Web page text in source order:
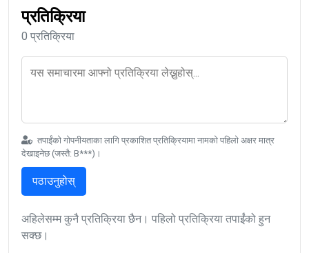
प्रतिक्रिया
0 प्रतिक्रिया
तपाईंको गोपनीयताका लागि प्रकाशित प्रतिक्रियामा नामको पहिलो अक्षर मात्र
देखाइनेछ (जस्तै: B***)।
पठाउनुहोस्
अहिलेसम्म कुनै प्रतिक्रिया छैन। पहिलो प्रतिक्रिया तपाईंको हुन
सक्छ।